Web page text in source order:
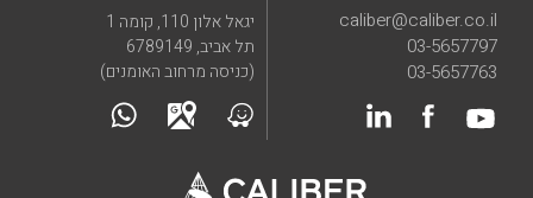
יגאל אלון 110, קומה 1
תל אביב, 6789149
(כניסה מרחוב האומנים)
caliber@caliber.co.il
03-5657797
03-5657763